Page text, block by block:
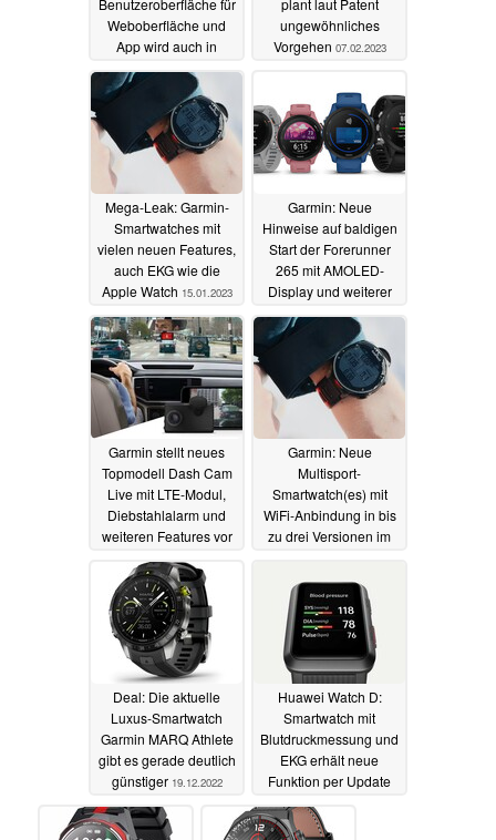
Benutzeroberfläche für
Weboberfläche und
App wird auch in
Deutschland ausgerollt
17.03.2024
plant laut Patent
ungewöhnliches
Vorgehen 07.02.2023
Mega-Leak: Garmin-
Smartwatches mit
vielen neuen Features,
auch EKG wie die
Apple Watch 15.01.2023
Garmin: Neue
Hinweise auf baldigen
Start der Forerunner
265 mit AMOLED-
Display und weiterer
neuer Smartwatches
09.01.2023
Garmin stellt neues
Topmodell Dash Cam
Live mit LTE-Modul,
Diebstahlalarm und
weiteren Features vor
05.01.2023
Garmin: Neue
Multisport-
Smartwatch(es) mit
WiFi-Anbindung in bis
zu drei Versionen im
Deal: Die aktuelle
Luxus-Smartwatch
Garmin MARQ Athlete
gibt es gerade deutlich
günstiger 19.12.2022
Huawei Watch D:
Smartwatch mit
Blutdruckmessung und
EKG erhält neue
Funktion per Update
23.11.2022